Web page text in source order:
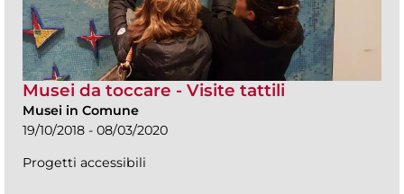
Musei da toccare - Visite tattili
Musei in Comune
19/10/2018 - 08/03/2020
Progetti accessibili